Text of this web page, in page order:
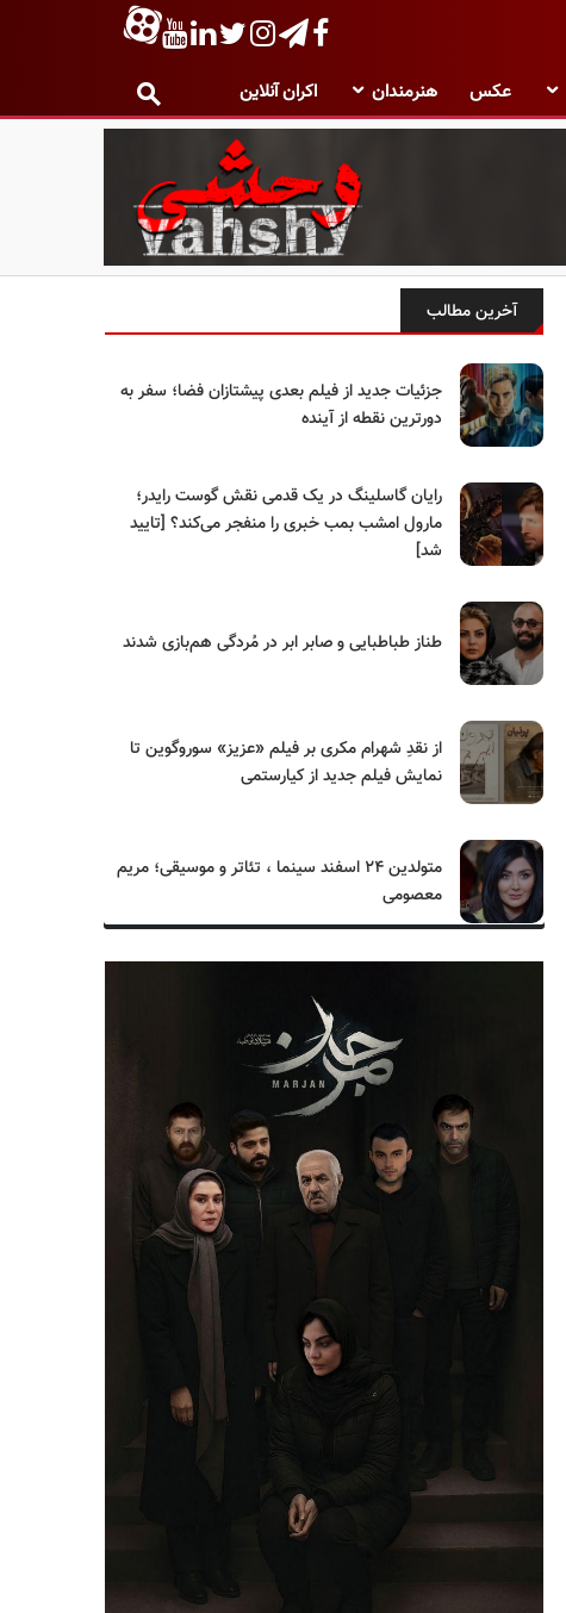
عکس هنرمندان اکران آنلاین
آخرین مطالب
جزئیات جدید از فیلم بعدی پیشتازان فضا؛ سفر به
دورترین نقطه از آینده
رایان گاسلینگ در یک قدمی نقش گوست رایدر؛
مارول امشب بمب خبری را منفجر می‌کند؟ [تایید
شد]
طناز طباطبایی و صابر ابر در مُردگی هم‌بازی شدند
از نقدِ شهرام مکری بر فیلم «عزیز» سوروگوین تا
نمایش فیلم جدید از کیارستمی
متولدین ۲۴ اسفند سینما ، تئاتر و موسیقی؛ مریم
معصومی